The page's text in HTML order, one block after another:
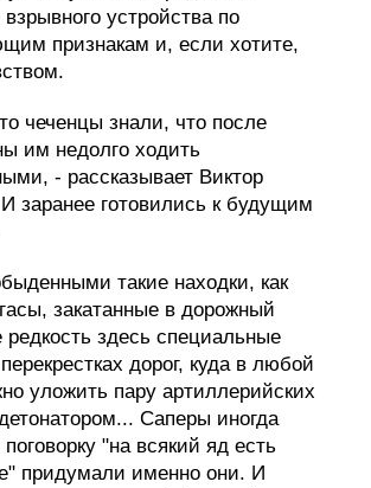
устройства по
признакам и, если хотите,
чеченцы знали, что после
им недолго ходить
- рассказывает Виктор
заранее готовились к будущим
такие находки, как
закатанные в дорожный
здесь специальные
дорог, куда в любой
уложить пару артиллерийских
Саперы иногда
"на всякий яд есть
придумали именно они. И